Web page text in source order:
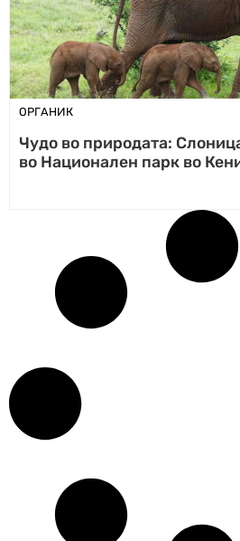
ОРГАНИК
Чудо во природата:
во Национален парк во